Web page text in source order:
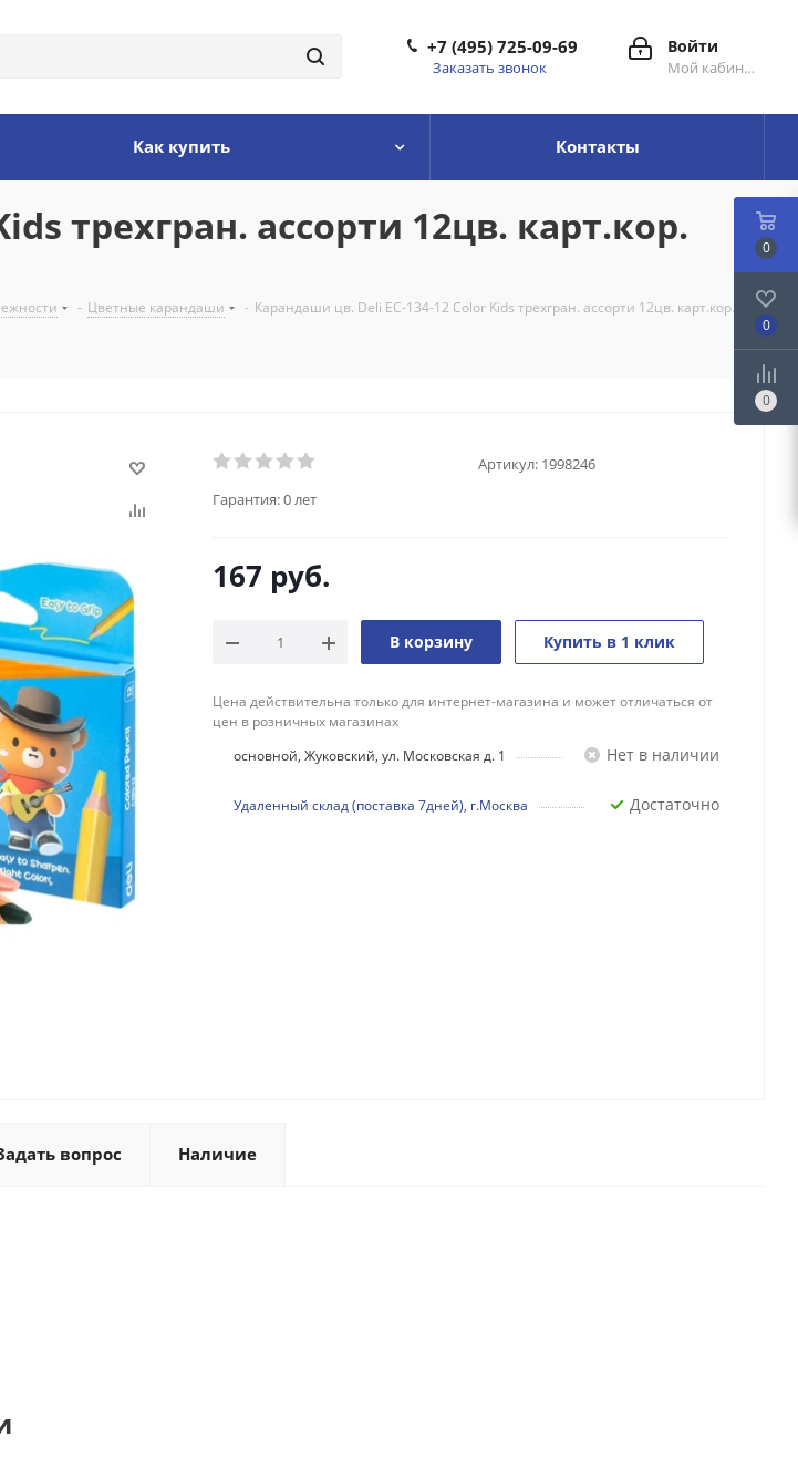
Войти
Мой кабинет
+7 (495) 725-09-69
Заказать звонок
Как купить Контакты
трехгран. ассорти 12цв. карт.кор.
- Цветные карандаши - Карандаши цв. Deli EC-134-12 Color Kids трехгран. ассорти 12цв. карт.кор.
Артикул: 1998246
Гарантия:0 лет
167 руб.
В корзину Купить в 1 клик
Цена действительна только для интернет-магазина и может отличаться от
цен в розничных магазинах
основной, Жуковский, ул. Московская д. 1
Нет в наличии
Удаленный склад (поставка 7дней), г.Москва Достаточно
вопрос Наличие
0
0
0